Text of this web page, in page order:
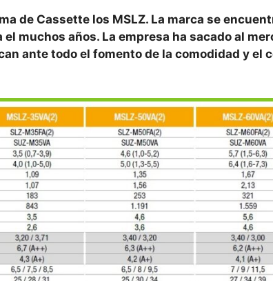
de Cassette los MSLZ. La marca se
el muchos años. La empresa ha sacado al
ante todo el fomento de la comodidad y el